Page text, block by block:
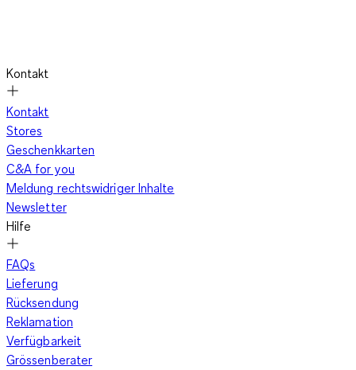
Kontakt
Kontakt
Stores
Geschenkkarten
C&A for you
Meldung rechtswidriger Inhalte
Newsletter
Hilfe
FAQs
Lieferung
Rücksendung
Reklamation
Verfügbarkeit
Grössenberater